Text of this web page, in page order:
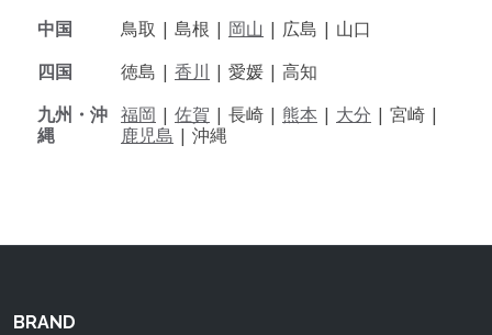
中国
鳥取 | 島根 | 岡山 | 広島 | 山口
四国
徳島 | 香川 | 愛媛 | 高知
九州・沖
縄
福岡 | 佐賀 | 長崎 | 熊本 | 大分 | 宮崎 |
鹿児島 | 沖縄
BRAND